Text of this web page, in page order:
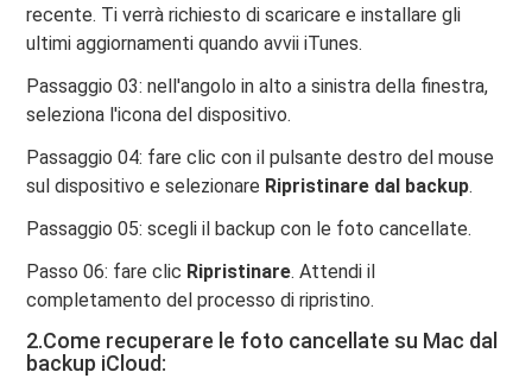
recente. Ti verrà richiesto di scaricare e installare gli
ultimi aggiornamenti quando avvii iTunes.
Passaggio 03: nell'angolo in alto a sinistra della finestra,
seleziona l'icona del dispositivo.
Passaggio 04: fare clic con il pulsante destro del mouse
sul dispositivo e selezionare Ripristinare dal backup.
Passaggio 05: scegli il backup con le foto cancellate.
Passo 06: fare clic Ripristinare. Attendi il
completamento del processo di ripristino.
2.Come recuperare le foto cancellate su Mac dal
backup iCloud: